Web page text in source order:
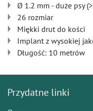
Ø 1.2 mm - duże psy
26 rozmiar
Miękki drut do kości
Implant z wysokiej
Długość: 10 metrów
Przydatne linki